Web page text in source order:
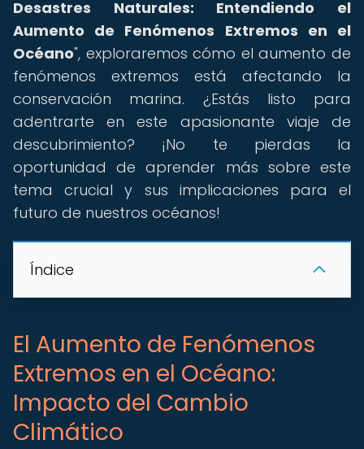
Desastres Naturales: Entendiendo el
Aumento de Fenómenos Extremos en el
Océano", exploraremos cómo el aumento de
fenómenos extremos está afectando la
conservación marina. ¿Estás listo para
adentrarte en este apasionante viaje de
descubrimiento? ¡No te pierdas la
oportunidad de aprender más sobre este
tema crucial y sus implicaciones para el
futuro de nuestros océanos!
Índice
El Aumento de Fenómenos
Extremos en el Océano:
Impacto del Cambio
Climático